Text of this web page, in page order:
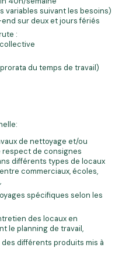
variables suivant les besoins)
sur deux et jours fériés
:
du temps de travail)
de nettoyage et/ou
respect de consignes
différents types de locaux
commerciaux, écoles,
spécifiques selon les
des locaux en
le planning de travail,
différents produits mis à